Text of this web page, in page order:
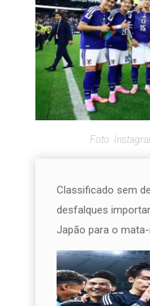
Foto:
Classificado sem
desfalques
Japão para o